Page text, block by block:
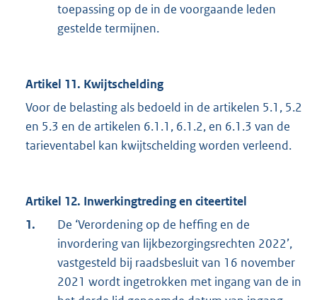
toepassing op de in de voorgaande leden
gestelde termijnen.
Artikel 11. Kwijtschelding
Voor de belasting als bedoeld in de artikelen 5.1, 5.2
en 5.3 en de artikelen 6.1.1, 6.1.2, en 6.1.3 van de
tarieventabel kan kwijtschelding worden verleend.
Artikel 12. Inwerkingtreding en citeertitel
1.
De ‘Verordening op de heffing en de
invordering van lijkbezorgingsrechten 2022’,
vastgesteld bij raadsbesluit van 16 november
2021 wordt ingetrokken met ingang van de in